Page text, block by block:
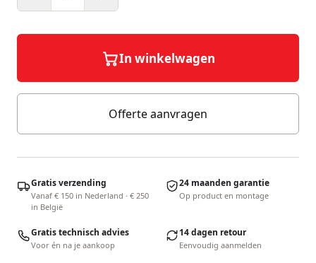
In winkelwagen
Offerte aanvragen
Gratis verzending
Vanaf € 150 in Nederland · € 250
in België
24 maanden garantie
Op product en montage
Gratis technisch advies
Voor én na je aankoop
14 dagen retour
Eenvoudig aanmelden